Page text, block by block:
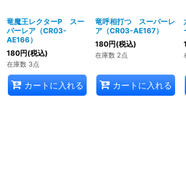
竜魔王レクターP スー
パーレア（CR03-
AE166）
180円(税込)
在庫数 3点
カートに入れる
竜呼相打つ スーパーレ
ア（CR03-AE167）
180円(税込)
在庫数 2点
カートに入れる